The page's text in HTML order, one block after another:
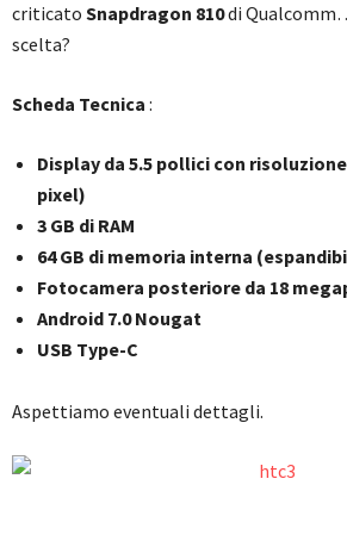
criticato Snapdragon 810di
scelta?
Scheda Tecnica :
Display da 5.5 pollici con risoluzione
pixel)
3 GB di RAM
64 GB di memoria interna
Fotocamera posteriore da 18
Android 7.0 Nougat
USB Type-C
Aspettiamo eventuali dettagli.